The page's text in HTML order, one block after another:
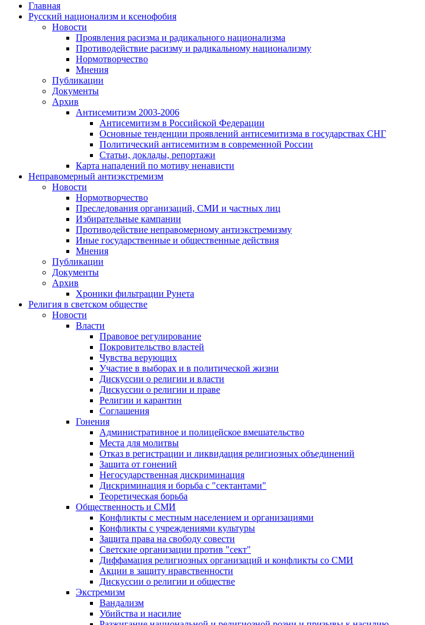
Главная
Русский национализм и ксенофобия
Новости
Проявления расизма и радикального национализма
Противодействие расизму и радикальному национализму
Нормотворчество
Мнения
Публикации
Документы
Архив
Антисемитизм 2003-2006
Антисемитизм в Российской Федерации
Основные тенденции проявлений антисемитизма в государствах СНГ
Политический антисемитизм в современной России
Статьи, доклады, репортажи
Карта нападений по мотиву ненависти
Неправомерный антиэкстремизм
Новости
Нормотворчество
Преследования организаций, СМИ и частных лиц
Избирательные кампании
Противодействие неправомерному антиэкстремизму
Иные государственные и общественные действия
Мнения
Публикации
Документы
Архив
Хроники фильтрации Рунета
Религия в светском обществе
Новости
Власти
Правовое регулирование
Покровительство властей
Чувства верующих
Участие в выборах и в политической жизни
Дискуссии о религии и власти
Дискуссии о религии и праве
Религии и карантин
Соглашения
Гонения
Административное и полицейское вмешательство
Места для молитвы
Отказ в регистрации и ликвидация религиозных объединений
Защита от гонений
Негосударственная дискриминация
Дискриминация и борьба с "сектантами"
Теоретическая борьба
Общественность и СМИ
Конфликты с местным населением и организациями
Конфликты с учреждениями культуры
Защита права на свободу совести
Светские организации против "сект"
Диффамация религиозных организаций и конфликты со СМИ
Акции в защиту нравственности
Дискуссии о религии и обществе
Экстремизм
Вандализм
Убийства и насилие